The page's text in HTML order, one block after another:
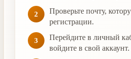
2
Проверьте почту,
регистрации.
3
Перейдите в личный
войдите в свой аккаунт.